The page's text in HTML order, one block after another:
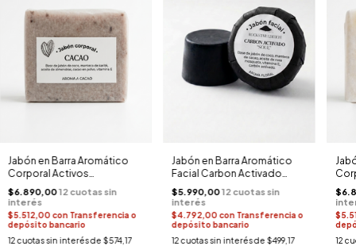
Jabón en Barra Aromático
Corporal Activos
Antioxidantes (Cacao)
$6.890,00
$5.512,00 con Transferencia o
depósito bancario
12 cuotas sin interés de $574,17
Jabón en Barra Aromático
Facial Carbon Activado
Exfoliante SOUL
$5.990,00
$4.792,00 con Transferencia o
depósito bancario
12 cuotas sin interés de $499,17
12